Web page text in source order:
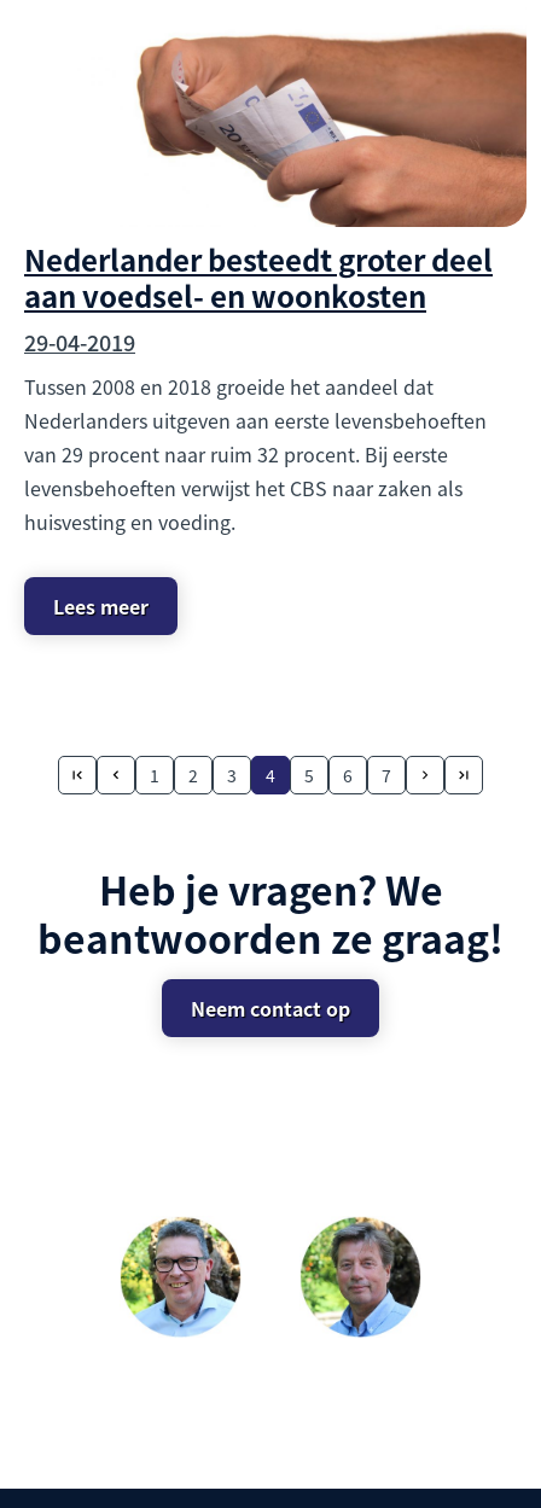
Nederlander besteedt groter deel
aan voedsel- en woonkosten
29-04-2019
Tussen 2008 en 2018 groeide het aandeel dat
Nederlanders uitgeven aan eerste levensbehoeften
van 29 procent naar ruim 32 procent. Bij eerste
levensbehoeften verwijst het CBS naar zaken als
huisvesting en voeding.
Lees meer
1 2 3 4 5 6 7
Heb je vragen? We
beantwoorden ze graag!
Neem contact op